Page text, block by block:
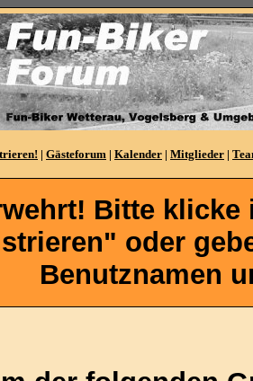
| Gästeforum | Kalender | Mitglieder |
Bitte
oder
Benutznamen